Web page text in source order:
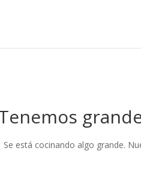
Se está cocinando algo grande.